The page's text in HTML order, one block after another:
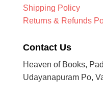
Shipping Policy
Returns & Refunds
Contact Us
Heaven of Books,
Udayanapuram Po,